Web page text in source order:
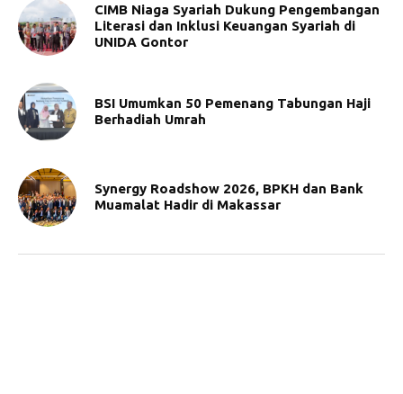
CIMB Niaga Syariah Dukung Pengembangan
Literasi dan Inklusi Keuangan Syariah di
UNIDA Gontor
BSI Umumkan 50 Pemenang Tabungan Haji
Berhadiah Umrah
Synergy Roadshow 2026, BPKH dan Bank
Muamalat Hadir di Makassar